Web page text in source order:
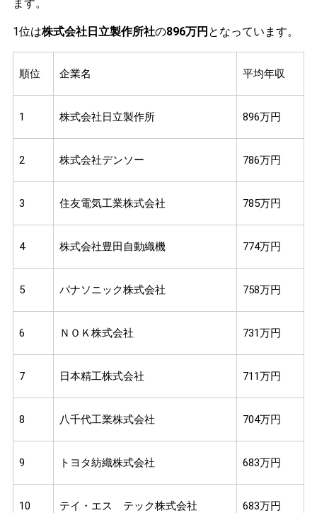
ます。
1位は株式会社日立製作所社の896万円 となっています。
順位 企業名 平均年収
1 株式会社日立製作所 896万円
2 株式会社デンソー 786万円
3 住友電気工業株式会社 785万円
4 株式会社豊田自動織機 774万円
5 パナソニック株式会社 758万円
6 ＮＯＫ株式会社 731万円
7 日本精工株式会社 711万円
8 八千代工業株式会社 704万円
9 トヨタ紡織株式会社 683万円
10 テイ・エス テック株式会社 683万円